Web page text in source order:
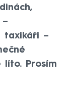
–⁠
taxikáři –⁠
líto. Prosím